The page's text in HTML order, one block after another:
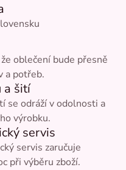
oblečení bude přesně
a potřeb.
a šití
se odráží v odolnosti a
výrobku.
servis
servis zaručuje
při výběru zboží.